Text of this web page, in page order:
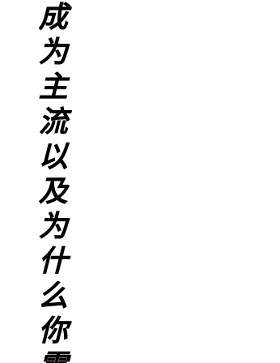
成
为
主
流
以
及
为
什
么
你